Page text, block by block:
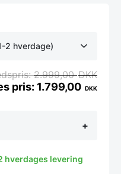
2 hverdage)
+
2.999,00DKK
1.799,00 DKK
hverdages levering